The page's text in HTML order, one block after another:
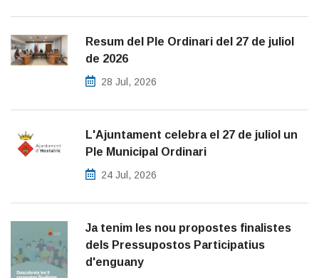
Resum del Ple Ordinari del 27 de juliol
de 2026
28 Jul, 2026
L'Ajuntament celebra el 27 de juliol un
Ple Municipal Ordinari
24 Jul, 2026
Ja tenim les nou propostes finalistes
dels Pressupostos Participatius
d'enguany